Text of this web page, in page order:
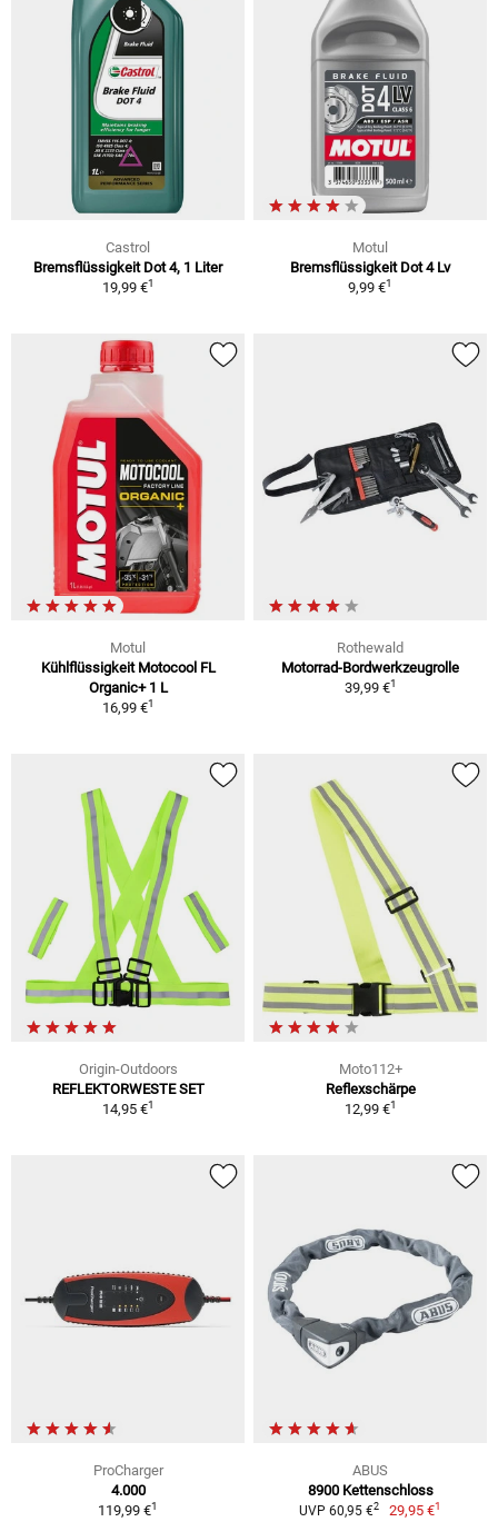
Castrol
Bremsflüssigkeit Dot 4, 1 Liter
19,99 €1
Motul
Bremsflüssigkeit Dot 4 Lv
9,99 €1
Motul
Kühlflüssigkeit Motocool FL
Organic+ 1 L
16,99 €1
Rothewald
Motorrad-Bordwerkzeugrolle
39,99 €1
Origin-Outdoors
REFLEKTORWESTE SET
14,95 €1
Moto112+
Reflexschärpe
12,99 €1
ProCharger
4.000
119,99 €1
ABUS
8900 Kettenschloss
UVP 60,95 €2 29,95 €1